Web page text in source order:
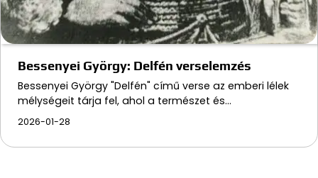
Bessenyei György: Delfén verselemzés
Bessenyei György "Delfén" című verse az emberi lélek
mélységeit tárja fel, ahol a természet és…
2026-01-28